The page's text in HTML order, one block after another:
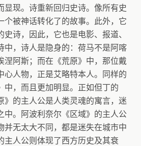
显现。诗重新回归史诗。像所有史
个被神话转化了的故事。此外，它
诗，因此，它也是电影、报道、
中，诗人是隐身的：荷马不是阿喀
涅阿斯；而在《荒原》中，那位戴
心人物，正是艾略特本人。同样的
中，而且更加明显。正如但丁的
》的主人公是人类灵魂的寓言，迷
中。阿波利奈尔《区域》的主人公
并无太大不同，都是迷失在城市中
主人公则体现了西方历史及其衰